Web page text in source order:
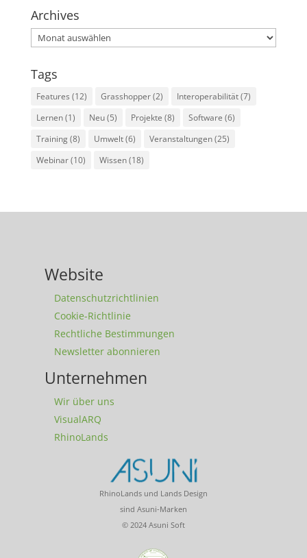
Archives
Archives
Tags
Features (12) Grasshopper(2) Interoperabilität(7)
Lernen(1) Neu(5) Projekte (8) Software (6)
Training(8) Umwelt(6) Veranstaltungen(25)
Webinar(10) Wissen(18)
Website
Datenschutzrichtlinien
Cookie-Richtlinie
Rechtliche Bestimmungen
Newsletter abonnieren
Unternehmen
Wir über uns
VisualARQ
RhinoLands
RhinoLands und Lands Design
sind Asuni-Marken
© 2024 Asuni Soft